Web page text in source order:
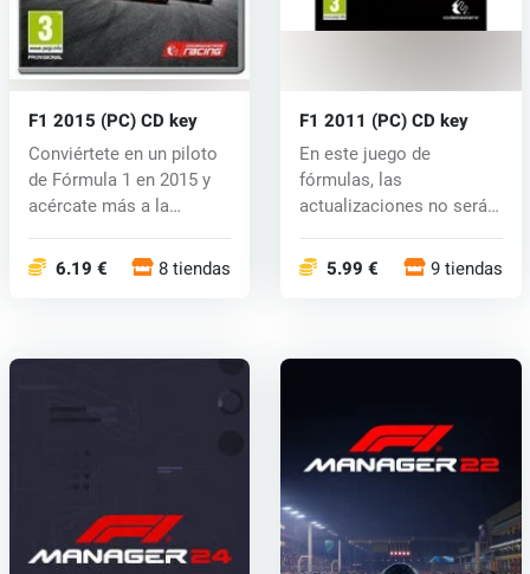
F1 2015 (PC) CD key
Conviértete en un piloto
de Fórmula 1 en 2015 y
acércate más a la
6.19 € 8 tiendas
F1 2011 (PC) CD key
En este juego de
fórmulas, las
actualizaciones no serán
5.99 € 9 tiendas